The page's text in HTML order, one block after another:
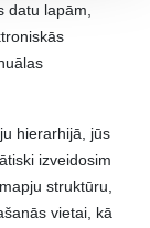
datu lapām,
hierarhijā, jūs
izveidosim
struktūru,
vietai, kā